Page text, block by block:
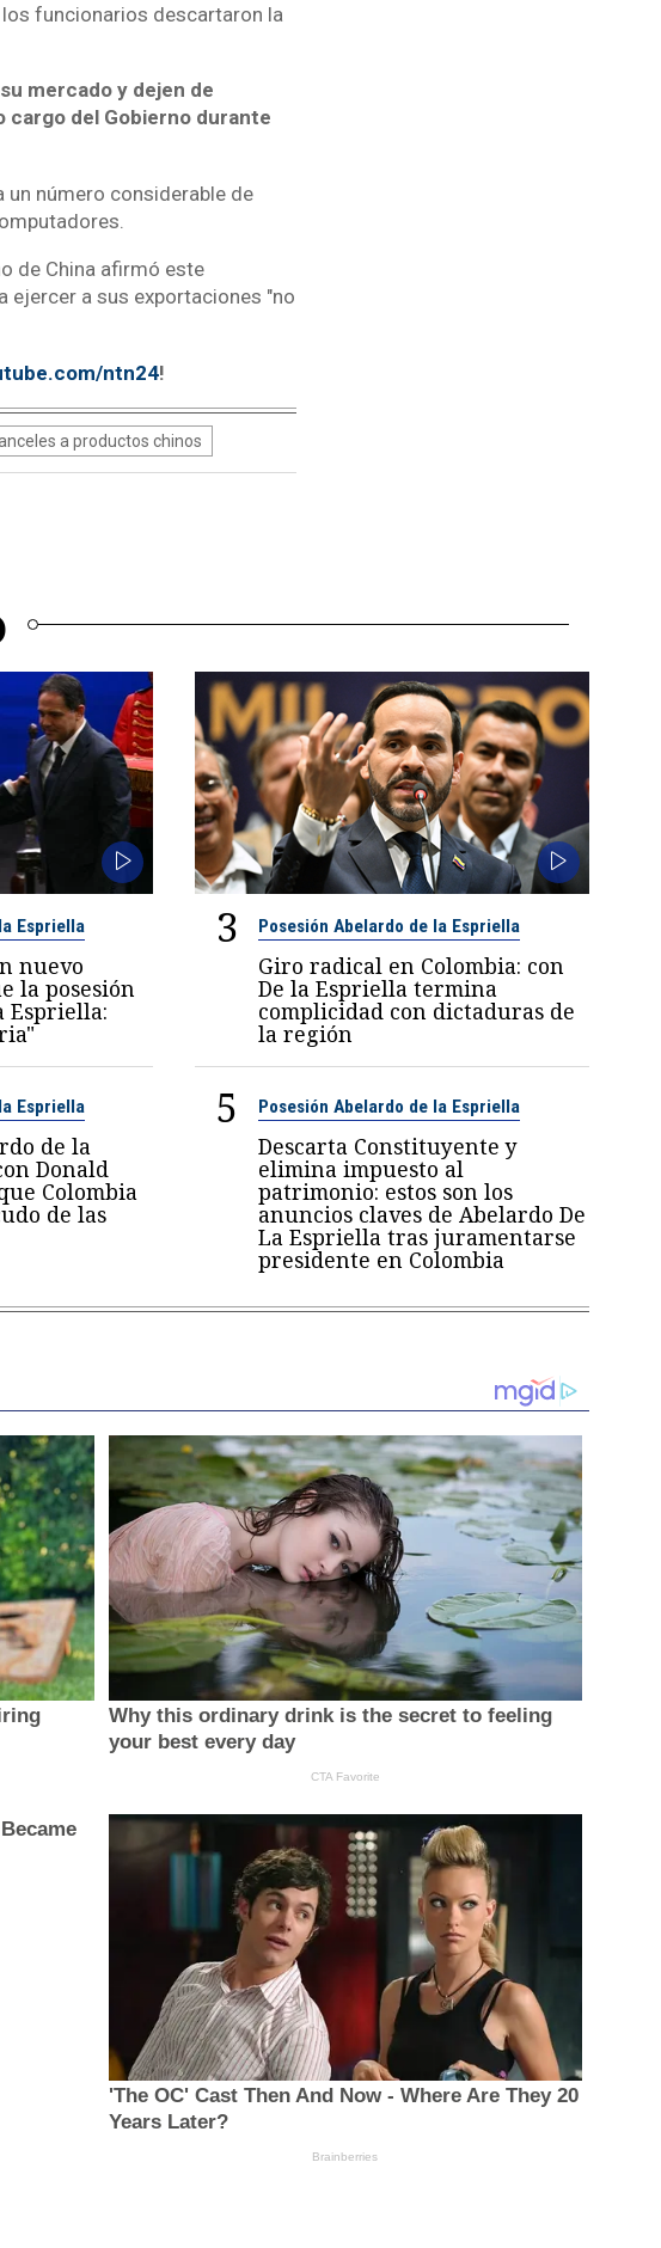
funcionarios descartaron la
mercado y dejen de
cargo del Gobierno durante
un número considerable de
de China afirmó este
ejercer a sus exportaciones "no
ntn24!
a productos chinos
Espriella
nuevo
la posesión
Espriella:
3 Posesión Abelardo de la Espriella
Giro radical en Colombia: con
De la Espriella termina
complicidad con dictaduras de
la región
Espriella
de la
Donald
Colombia
de las
5 Posesión Abelardo de la Espriella
Descarta Constituyente y
elimina impuesto al
patrimonio: estos son los
anuncios claves de Abelardo De
La Espriella tras juramentarse
presidente en Colombia